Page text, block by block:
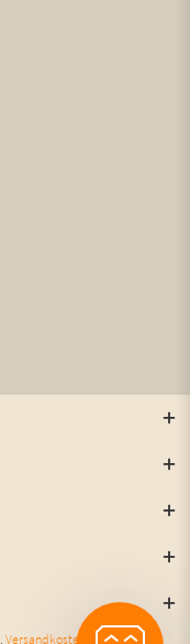
Versandkosten und ggf.